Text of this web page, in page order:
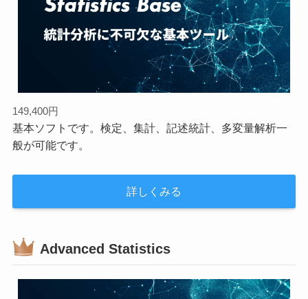
149,400円
基本ソフトです。検定、集計、記述統計、多変量解析一
般が可能です。
詳しくみる
Advanced Statistics